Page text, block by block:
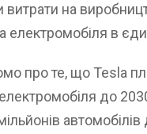
витрати на
електромобіля в
про те, що Tesla
до
автомобілів